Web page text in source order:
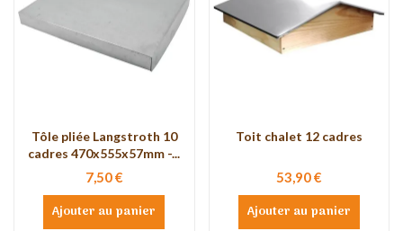
Tôle pliée Langstroth 10
cadres 470x555x57mm -...
7,50 €
Ajouter au panier
Toit chalet 12 cadres
53,90 €
Ajouter au panier